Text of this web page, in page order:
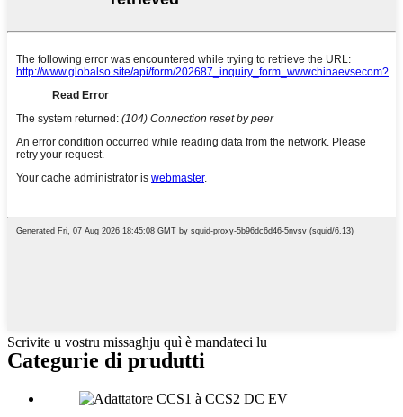
Scrivite u vostru missaghju quì è mandateci lu
Categurie di prudutti